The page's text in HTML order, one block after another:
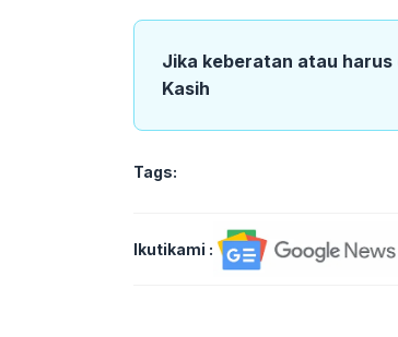
Jika keberatan atau
Kasih
Tags:
Ikutikami :